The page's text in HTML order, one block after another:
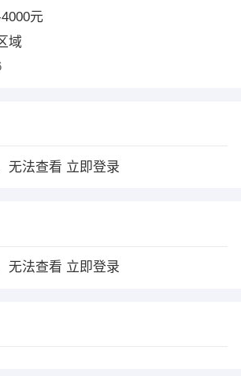
元
域
无法查看 立即登录
无法查看 立即登录